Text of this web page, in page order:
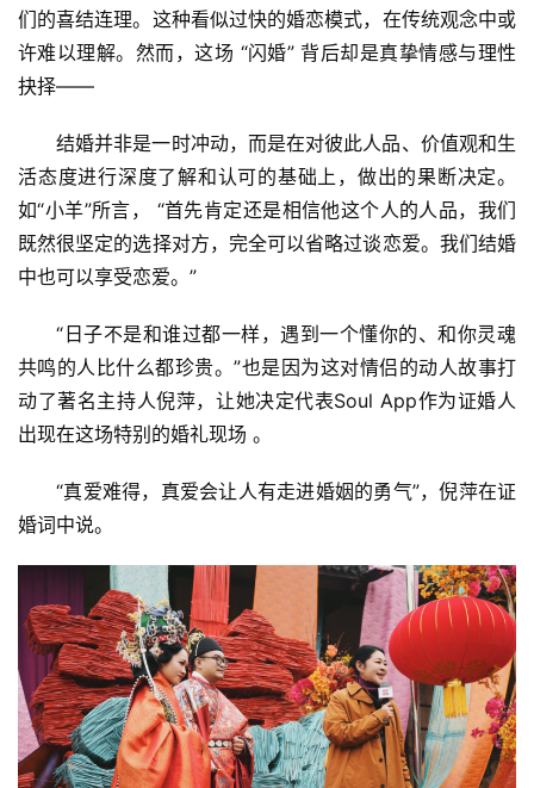
们的喜结连理。这种看似过快的婚恋模式，在传统观念中或
许难以理解。然而，这场 “闪婚” 背后却是真挚情感与理性
抉择——
结婚并非是一时冲动，而是在对彼此人品、价值观和生
活态度进行深度了解和认可的基础上，做出的果断决定。
如“小羊”所言， “首先肯定还是相信他这个人的人品，我们
既然很坚定的选择对方，完全可以省略过谈恋爱。我们结婚
中也可以享受恋爱。”
“日子不是和谁过都一样，遇到一个懂你的、和你灵魂
共鸣的人比什么都珍贵。”也是因为这对情侣的动人故事打
动了著名主持人倪萍，让她决定代表Soul App作为证婚人
出现在这场特别的婚礼现场 。
“真爱难得，真爱会让人有走进婚姻的勇气”，倪萍在证
婚词中说。